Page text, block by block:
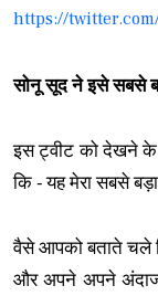
https://
सोनू सूद ने इसे सबसे
इस ट्वीट को देखने के
कि - यह मेरा सबसे
वैसे आपको बताते चले
और अपने अपने अंदाज